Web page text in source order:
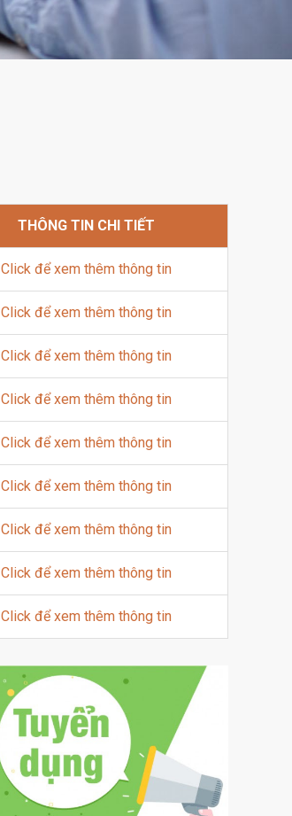
THÔNG TIN CHI TIẾT
Click để xem thêm thông tin
Click để xem thêm thông tin
Click để xem thêm thông tin
Click để xem thêm thông tin
Click để xem thêm thông tin
Click để xem thêm thông tin
Click để xem thêm thông tin
Click để xem thêm thông tin
Click để xem thêm thông tin